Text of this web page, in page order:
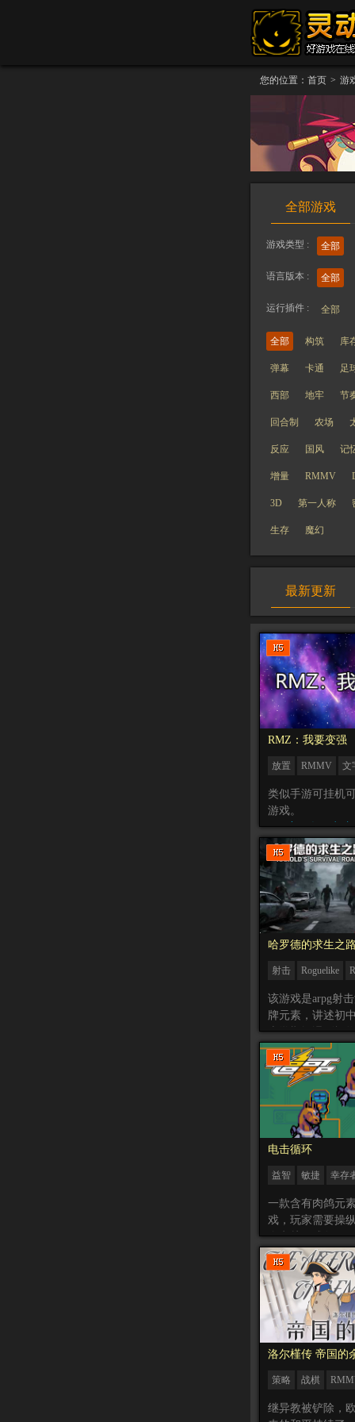
您的位置： 首页 > 游
全部游戏
游戏类型 : 全部
语言版本 : 全部
运行插件 : 全部
全部 构筑 库
弹幕 卡通 足
西部 地牢 节
回合制 农场
反应 国风 记
增量 RMMV
3D 第一人称
生存 魔幻
最新更新
RMZ：我要变强
放置 RMMV
文
升级
经营
类似手游可挂机
游戏。
[百度网盘：点这
（提取码：r5ne）
哈罗德的求生之
射击 Roguelike
像素
该游戏是arpg射
牌元素，讲述初
上学期间遇到怪
故事。
电击循环
益智 敏捷
幸存
Roguelike
一款含有肉鸽元
戏，玩家需要操
个电桩形成包围
灭在电击圈内。
洛尔槿传 帝国的
策略 战棋
继异教被铲除，